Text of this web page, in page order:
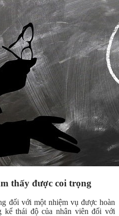
thấy được coi trọng
đối với một nhiệm vụ được hoàn
kể thái độ của nhân viên đối với